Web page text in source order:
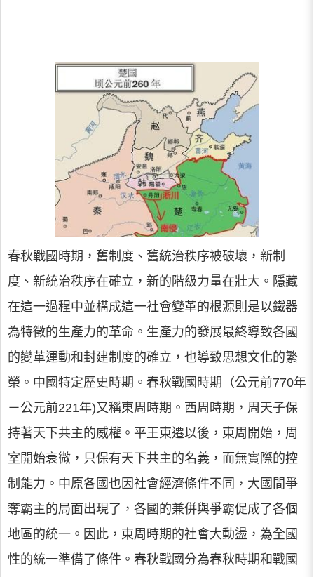
春秋戰國時期，舊制度、舊統治秩序被破壞，新制
度、新統治秩序在確立，新的階級力量在壯大。隱藏
在這一過程中並構成這一社會變革的根源則是以鐵器
為特徵的生產力的革命。生產力的發展最終導致各國
的變革運動和封建制度的確立，也導致思想文化的繁
榮。中國特定歷史時期。春秋戰國時期（公元前770年
－公元前221年)又稱東周時期。西周時期，周天子保
持著天下共主的威權。平王東遷以後，東周開始，周
室開始衰微，只保有天下共主的名義，而無實際的控
制能力。中原各國也因社會經濟條件不同，大國間爭
奪霸主的局面出現了，各國的兼併與爭霸促成了各個
地區的統一。因此，東周時期的社會大動盪，為全國
性的統一準備了條件。春秋戰國分為春秋時期和戰國